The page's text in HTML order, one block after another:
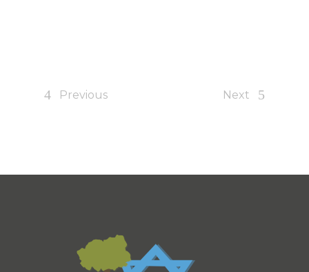
Previous Next